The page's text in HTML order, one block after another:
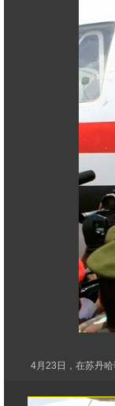
4月23日，在苏丹